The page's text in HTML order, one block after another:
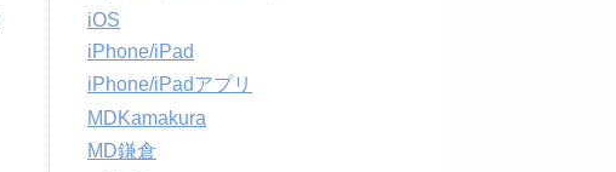
iOS
iPhone/iPad
iPhone/iPadアプリ
MDKamakura
MD鎌倉